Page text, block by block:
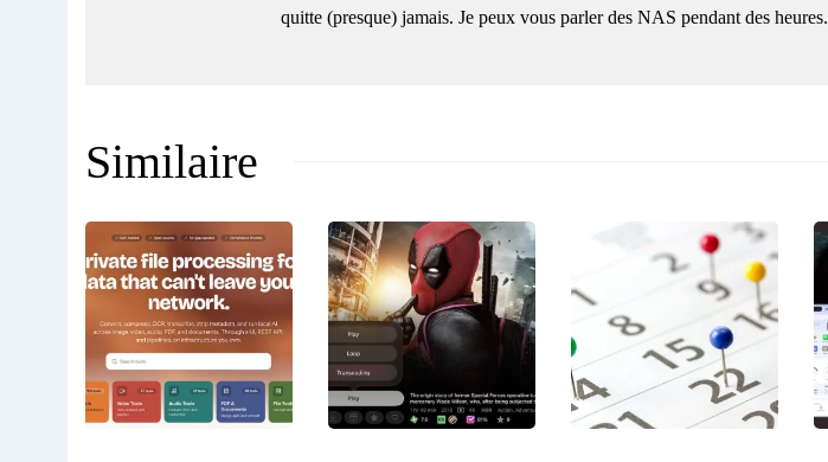
quitte (presque) jamais. Je peux vous parler des NAS pendant des heures.
Similaire